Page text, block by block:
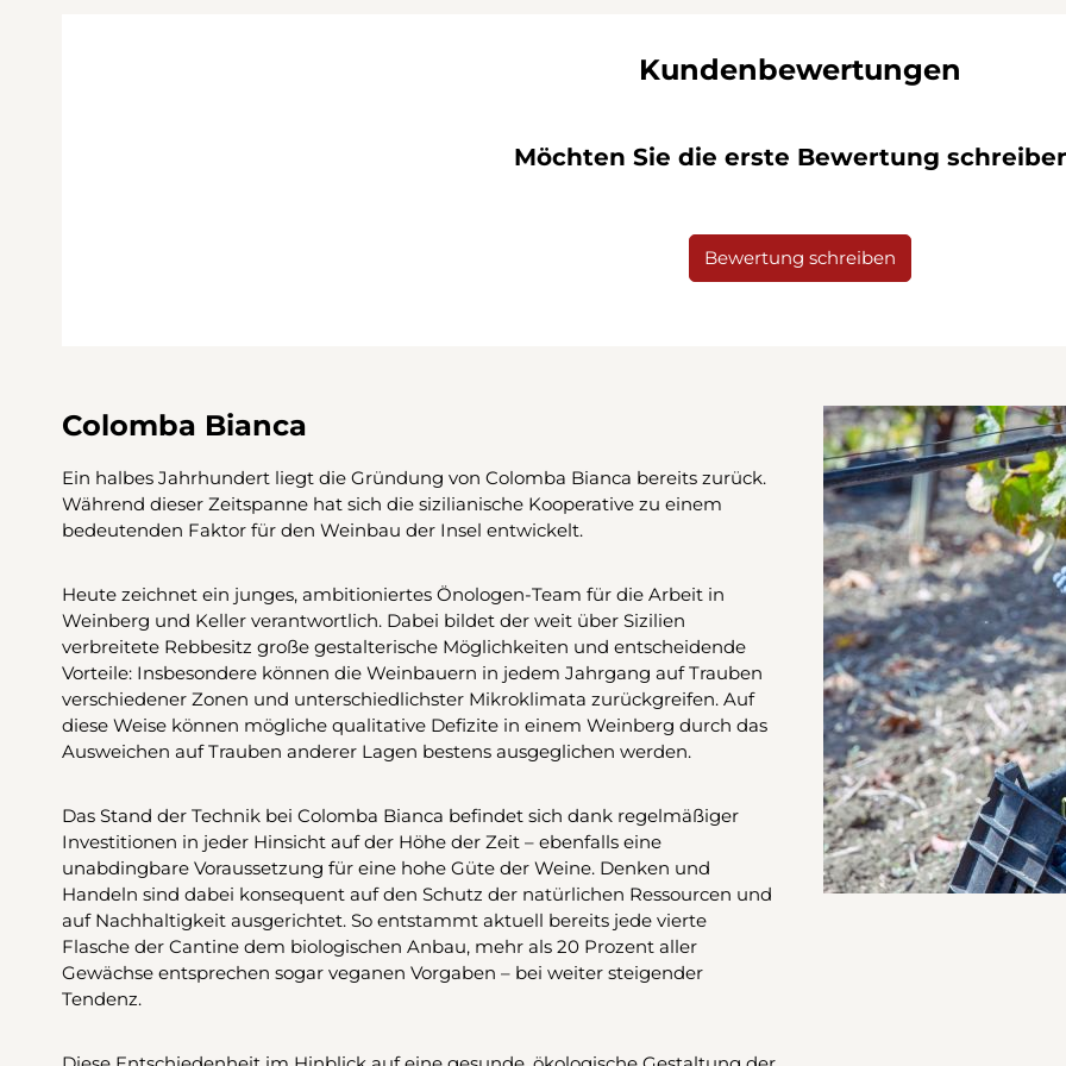
Kundenbewertungen
Möchten Sie die erste Bewertung
Bewertung schreiben
Colomba Bianca
Ein halbes Jahrhundert liegt die Gründung von Colomba Bianca bereits zurück.
Während dieser Zeitspanne hat sich die sizilianische Kooperative zu einem
bedeutenden Faktor für den Weinbau der Insel entwickelt.
Heute zeichnet ein junges, ambitioniertes Önologen-Team für die Arbeit in
Weinberg und Keller verantwortlich. Dabei bildet der weit über Sizilien
verbreitete Rebbesitz große gestalterische Möglichkeiten und entscheidende
Vorteile: Insbesondere können die Weinbauern in jedem Jahrgang auf Trauben
verschiedener Zonen und unterschiedlichster Mikroklimata zurückgreifen. Auf
diese Weise können mögliche qualitative Defizite in einem Weinberg durch das
Ausweichen auf Trauben anderer Lagen bestens ausgeglichen werden.
Das Stand der Technik bei Colomba Bianca befindet sich dank regelmäßiger
Investitionen in jeder Hinsicht auf der Höhe der Zeit – ebenfalls eine
unabdingbare Voraussetzung für eine hohe Güte der Weine. Denken und
Handeln sind dabei konsequent auf den Schutz der natürlichen Ressourcen und
auf Nachhaltigkeit ausgerichtet. So entstammt aktuell bereits jede vierte
Flasche der Cantine dem biologischen Anbau, mehr als 20 Prozent aller
Gewächse entsprechen sogar veganen Vorgaben – bei weiter steigender
Tendenz.